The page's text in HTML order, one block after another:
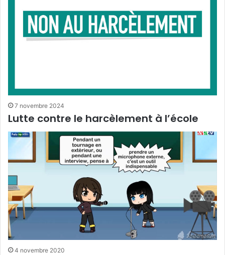
7 novembre 2024
Lutte contre le harcèlement à l’école
4 novembre 2020